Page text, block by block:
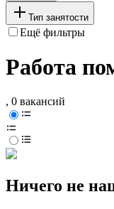
Тип занятости
Ещё фильтры
Работа
, 0 вакансий
Ничего не